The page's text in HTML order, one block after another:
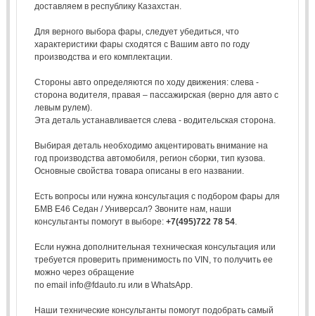
доставляем в республику Казахстан.
Для верного выбора фары, следует убедиться, что
характеристики фары сходятся с Вашим авто по году
производства и его комплектации.
Стороны авто определяются по ходу движения: слева -
сторона водителя, правая – пассажирская (верно для авто с
левым рулем).
Эта деталь устанавливается слева - водительская сторона.
Выбирая деталь необходимо акцентировать внимание на
год производства автомобиля, регион сборки, тип кузова.
Основные свойства товара описаны в его названии.
Есть вопросы или нужна консультация с подбором фары для
БМВ Е46 Седан / Универсал? Звоните нам, наши
консультанты помогут в выборе: +7(495)722 78 54.
Если нужна дополнительная техническая консультация или
требуется проверить применимость по VIN, то получить ее
можно через обращение
по email info@fdauto.ru или в WhatsApp.
Наши технические консультанты помогут подобрать самый